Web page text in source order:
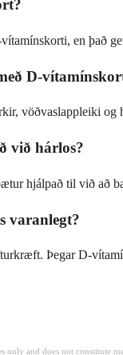
en það
D-
vöðvaslappleiki og
við hárlos?
hjálpað til við að
varanlegt?
Þegar D-
only and does not constitute